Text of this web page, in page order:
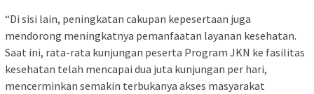
“Di sisi lain, peningkatan cakupan kepesertaan juga
mendorong meningkatnya pemanfaatan layanan kesehatan.
Saat ini, rata-rata kunjungan peserta Program JKN ke fasilitas
kesehatan telah mencapai dua juta kunjungan per hari,
mencerminkan semakin terbukanya akses masyarakat